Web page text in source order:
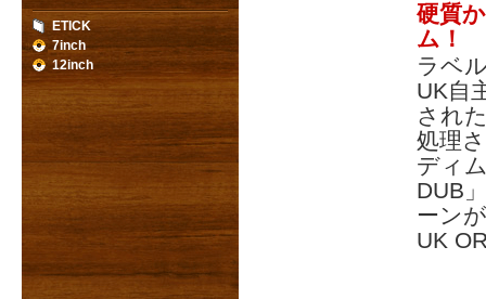
硬質
ム！
ラベ
UK自
され
処理
ディ
DUB
ーン
UK
ETICK
7inch
12inch